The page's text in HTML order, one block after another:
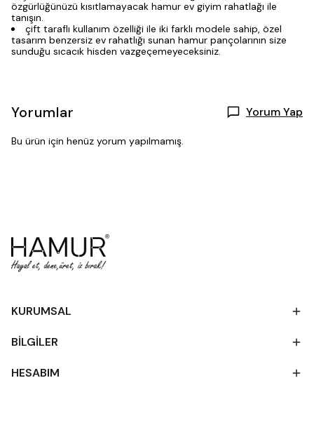
özgürlüğünüzü kısıtlamayacak hamur ev giyim rahatlağı ile
tanışın.
çift taraflı kullanım özelliği ile iki farklı modele sahip, özel
tasarım benzersiz ev rahatlığı sunan hamur pançolarının size
sunduğu sıcacık hisden vazgeçemeyeceksiniz.
Yorumlar Yorum Yap
Bu ürün için henüz yorum yapılmamış.
KURUMSAL
BİLGİLER
HESABIM